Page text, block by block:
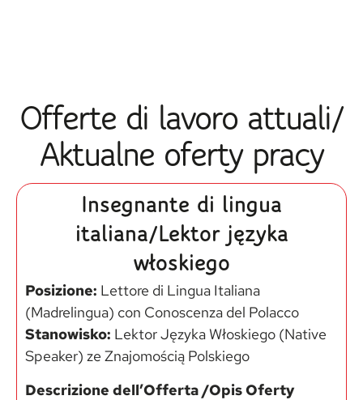
Offerte di lavoro attuali/
Aktualne oferty pracy
Insegnante di lingua
italiana/Lektor języka
włoskiego
Posizione: Lettore di Lingua Italiana
(Madrelingua) con Conoscenza del Polacco
Stanowisko: Lektor Języka Włoskiego (Native
Speaker) ze Znajomością Polskiego
Descrizione dell’Offerta /Opis Oferty